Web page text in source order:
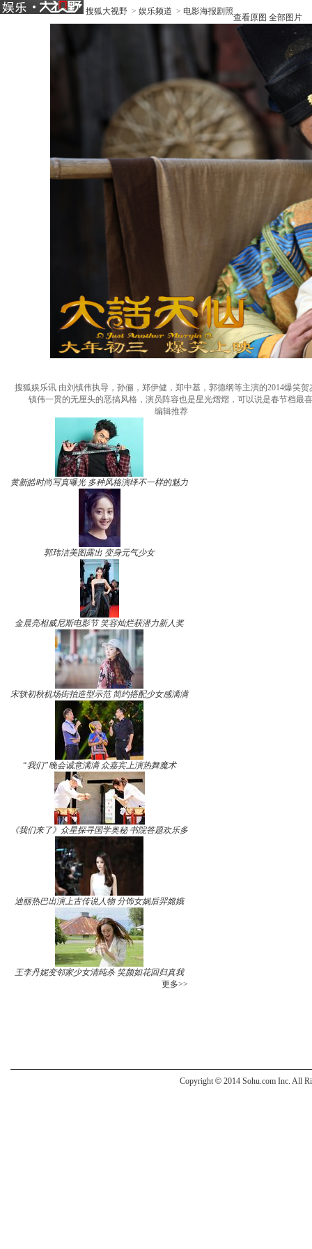
搜狐大视野 > 娱乐频道 > 电影海报剧照
查看原图 全部图片
搜狐娱乐讯 由刘镇伟执导，孙俪，郑伊健，郑中基，郭德纲等主演的2014爆笑
镇伟一贯的无厘头的恶搞风格，演员阵容也是星光熠熠，可以说是春节档最
编辑推荐
黄新皓时尚写真曝光 多种风格演绎不一样的魅力
郭玮洁美图露出 变身元气少女
金晨亮相威尼斯电影节 笑容灿烂获潜力新人奖
宋轶初秋机场街拍造型示范 简约搭配少女感满满
“我们”晚会诚意满满 众嘉宾上演热舞魔术
《我们来了》众星探寻国学奥秘 书院答题欢乐多
迪丽热巴出演上古传说人物 分饰女娲后羿嫦娥
王李丹妮变邻家少女清纯杀 笑颜如花回归真我
更多>>
Copyright © 2014 Sohu.com Inc. All